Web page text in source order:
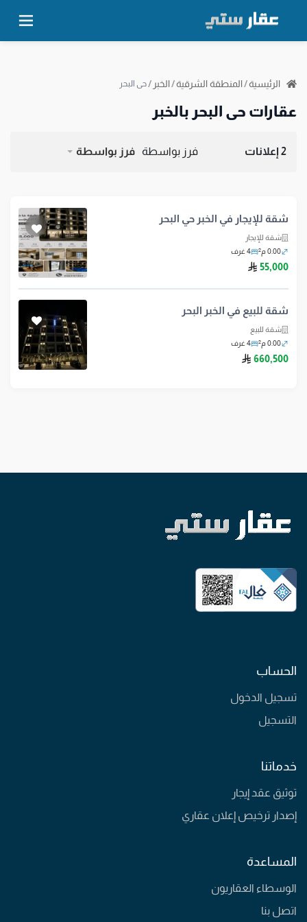
الرئيسية/المنطقة الشرقية/الخبر /حي البحر
عقارات حي البحر بالخبر
2 إعلانات فرز بواسطة فرز بواسطة
شقة للإيجار في الخبر حي البحر
شقة للإيجار
0.00 م²
4 غرف
55,000 ريال سعودي
شقة للبيع في الخبر البحر
شقة للبيع
0.00 م²
4 غرف
660,500 ريال سعودي
الحساب
تسجيل الدخول
التسجيل
خدماتنا
توثيق عقد إيجار
إصدار ترخيص إعلان عقاري
المساعدة
الوسطاء العقاريون
اتصل بنا